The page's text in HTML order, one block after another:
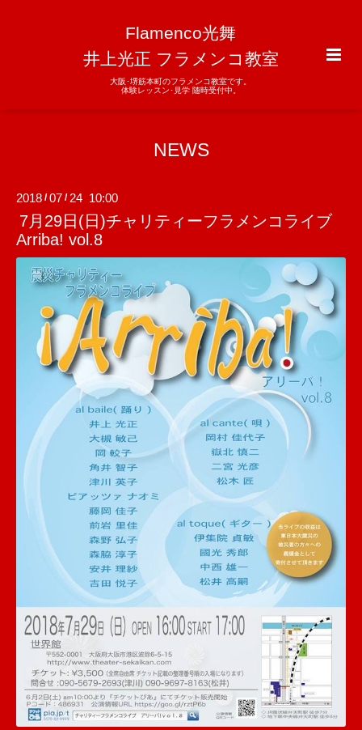
Flamenco光舞
井上光正 フラメンコ教室
大阪･堺筋本町のフラメンコ教室です。
体験レッスン･見学 随時受付中。
NEWS
2018 /07 / 24 10:00
7月29日(日)チャリティーフラメンコライブ
Arriba! vol.8